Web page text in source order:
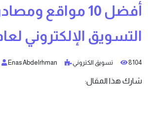
أفضل 10 مواقع
التسويق الإلكتروني لعام
8104 تسويق الكتروني Enas Abdelrhman
شارك هذا المقال: